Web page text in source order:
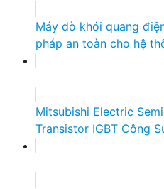
Máy dò khói quang
pháp an toàn cho hệ
Mitsubishi Electric
Transistor IGBT Công